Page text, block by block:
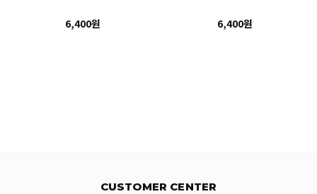
6,400원 6,400원
CUSTOMER CENTER